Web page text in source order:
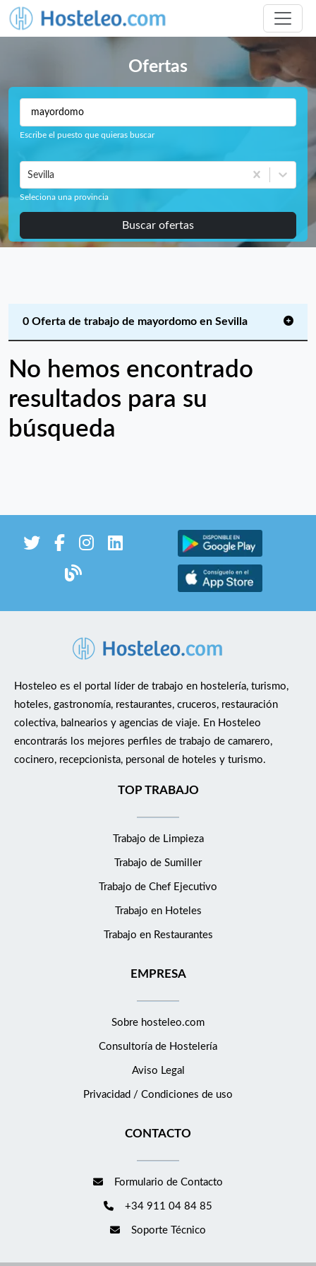
Ofertas
Escribe el puesto que quieras buscar
Sevilla
Seleciona una provincia
Buscar ofertas
0 Oferta de trabajo de mayordomo en Sevilla
No hemos encontrado
resultados para su
búsqueda
Hosteleo es el portal líder de trabajo en hostelería, turismo,
hoteles, gastronomía, restaurantes, cruceros, restauración
colectiva, balnearios y agencias de viaje. En Hosteleo
encontrarás los mejores perfiles de trabajo de camarero,
cocinero, recepcionista, personal de hoteles y turismo.
TOP TRABAJO
Trabajo de Limpieza
Trabajo de Sumiller
Trabajo de Chef Ejecutivo
Trabajo en Hoteles
Trabajo en Restaurantes
EMPRESA
Sobre hosteleo.com
Consultoría de Hostelería
Aviso Legal
Privacidad / Condiciones de uso
CONTACTO
Formulario de Contacto
+34 911 04 84 85
Soporte Técnico